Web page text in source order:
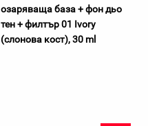
озаряваща база + фон дьо
тен + филтър 01 Ivory
(слонова кост), 30 ml